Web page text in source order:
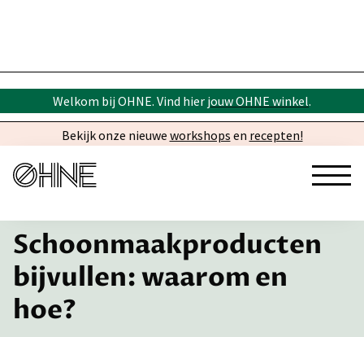
Welkom bij OHNE. Vind hier jouw OHNE winkel.
Bekijk onze nieuwe workshops en recepten!
← Inspiratie
Schoonmaakproducten
bijvullen: waarom en
hoe?